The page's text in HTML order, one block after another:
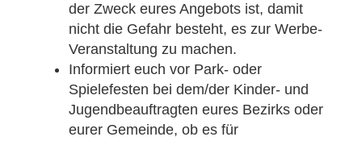
der Zweck eures Angebots ist, damit
nicht die Gefahr besteht, es zur Werbe-
Veranstaltung zu machen.
Informiert euch vor Park- oder
Spielefesten bei dem/der Kinder- und
Jugendbeauftragten eures Bezirks oder
eurer Gemeinde, ob es für